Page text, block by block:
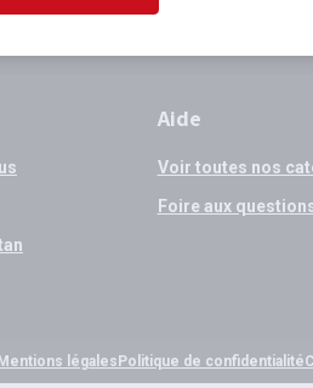
Aide
Voir toutes nos
Foire aux
Mentions légales Politique de confidentialité